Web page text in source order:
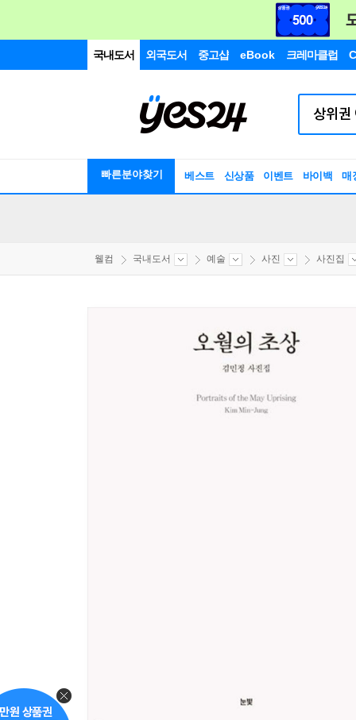
국내도서 외국도서 중고샵 eBook 크레마클럽
빠른분야찾기 베스트 신상품 이벤트 바이백 매
웰컴 국내도서 예술 사진 사진집